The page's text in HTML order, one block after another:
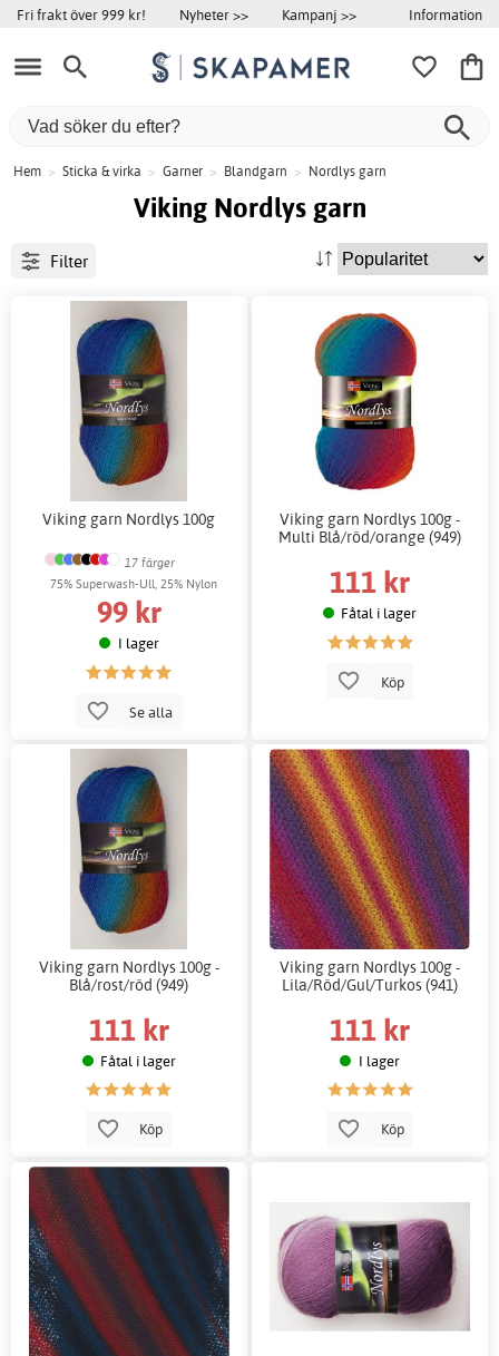
Fri frakt över 999 kr! Nyheter >> Kampanj >> Information
Hem > Sticka & virka > Garner > Blandgarn > Nordlys garn
Viking Nordlys garn
Filter
Viking garn Nordlys 100g
17 färger
75% Superwash-Ull, 25% Nylon
99 kr
I lager
Se alla
Viking garn Nordlys 100g -
Multi Blå/röd/orange (949)
111 kr
Fåtal i lager
Köp
Viking garn Nordlys 100g -
Blå/rost/röd (949)
111 kr
Fåtal i lager
Köp
Viking garn Nordlys 100g -
Lila/Röd/Gul/Turkos (941)
111 kr
I lager
Köp